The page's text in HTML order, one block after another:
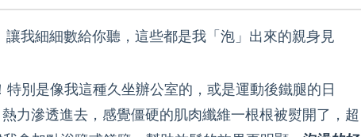
我細細數給你聽，這些都是我「泡」出來的親身見
別是像我這種久坐辦公室的，或是運動後鐵腿的日
力滲透進去，感覺僵硬的肌肉纖維一根根被熨開了，超